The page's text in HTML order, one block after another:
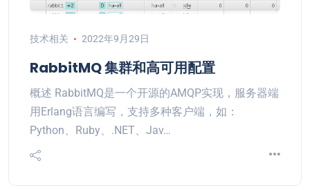
技术相关 2022年9月29日
RabbitMQ 集群和高可用配置
概述 RabbitMQ是一个开源的AMQP实现，服务器端
用Erlang语言编写，支持多种客户端，如：
Python、Ruby、.NET、Jav…